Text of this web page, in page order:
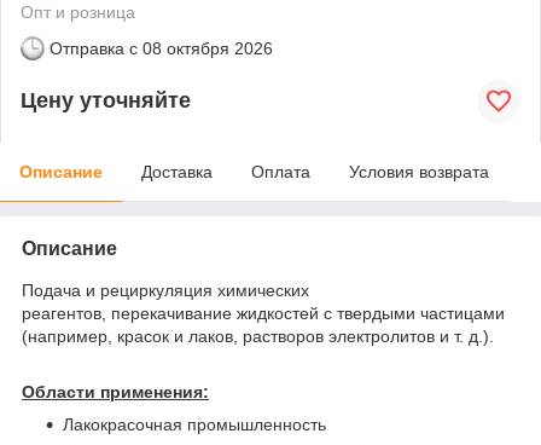
Опт и розница
Отправка с 08 октября 2026
Цену уточняйте
Описание Доставка Оплата Условия возврата
Описание
Подача и рециркуляция химических
реагентов, перекачивание жидкостей с твердыми частицами
(например, красок и лаков, растворов электролитов и т. д.).
Области применения:
Лакокрасочная промышленность